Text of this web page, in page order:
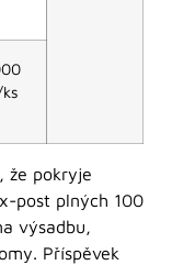
že pokryje
post plných 100
výsadbu,
Příspěvek